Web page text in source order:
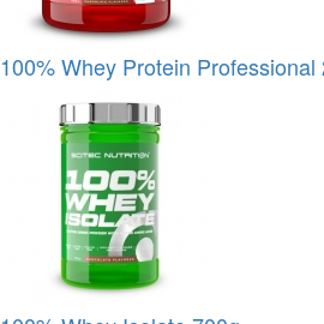
100% Whey Protein Professional